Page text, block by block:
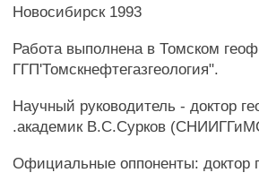
Новосибирск 1993
Работа выполнена в Томском
ГГП'Томскнефтегазгеология".
Научный руководитель - доктор
.академик В.С.Сурков
Официальные оппоненты: доктор